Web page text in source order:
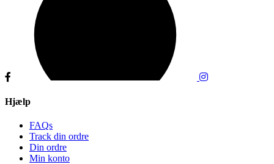
Hjælp
FAQs
Track din ordre
Din ordre
Min konto